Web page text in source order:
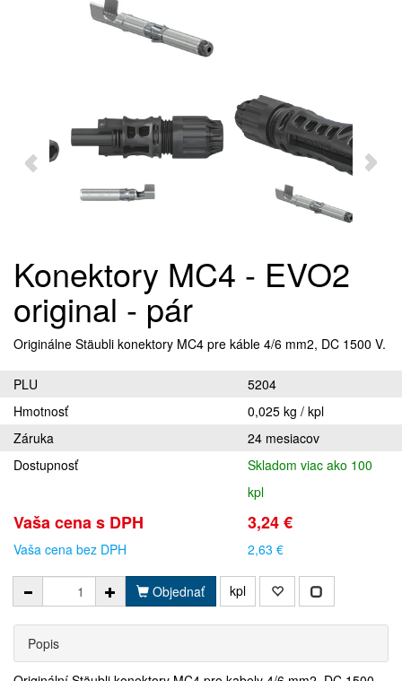
Konektory MC4 - EVO2
original - pár
Originálne Stäubli konektory MC4 pre káble 4/6 mm2, DC 1500 V.
PLU
5204
Hmotnosť
0,025 kg / kpl
Záruka
24 mesiacov
Dostupnosť
Skladom viac ako 100
kpl
Vaša cena s DPH 3,24 €
Vaša cena bez DPH 2,63 €
Objednať kpl
Popis